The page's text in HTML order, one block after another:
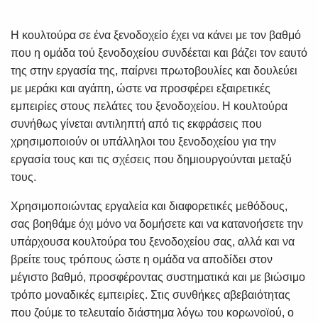
H κουλτούρα σε ένα ξενοδοχείο έχει να κάνει με τον βαθμό
που η ομάδα τού ξενοδοχείου συνδέεται και βάζει τον εαυτό
της στην εργασία της, παίρνει πρωτοβουλίες και δουλεύει
με μεράκι και αγάπη, ώστε να προσφέρει εξαιρετικές
εμπειρίες στους πελάτες του ξενοδοχείου. Η κουλτούρα
συνήθως γίνεται αντιληπτή από τις εκφράσεις που
χρησιμοποιούν οι υπάλληλοι του ξενοδοχείου για την
εργασία τους και τις σχέσεις που δημιουργούνται μεταξύ
τους.
Χρησιμοποιώντας εργαλεία και διαφορετικές μεθόδους,
σας βοηθάμε όχι μόνο να δομήσετε και να κατανοήσετε την
υπάρχουσα κουλτούρα του ξενοδοχείου σας, αλλά και να
βρείτε τους τρόπους ώστε η ομάδα να αποδίδει στον
μέγιστο βαθμό, προσφέροντας συστηματικά και με βιώσιμο
τρόπο μοναδικές εμπειρίες. Στις συνθήκες αβεβαιότητας
που ζούμε το τελευταίο διάστημα λόγω του κορωνοϊού, ο